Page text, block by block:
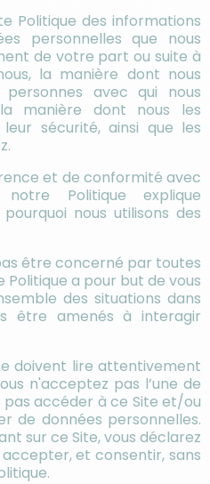
Politique des informations
personnelles que nous
de votre part ou suite à
la manière dont nous
avec qui nous
manière dont nous les
sécurité, ainsi que les
et de conformité avec
Politique explique
nous utilisons des
être concerné par toutes
Politique a pour but de vous
des situations dans
être amenés à interagir
doivent lire attentivement
n'acceptez pas l’une de
pas accéder à ce Site et/ou
de données personnelles.
sur ce Site, vous déclarez
et consentir, sans